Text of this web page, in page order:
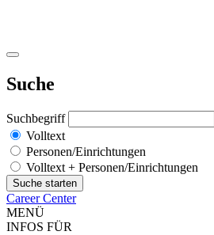
Suche
Suchbegriff
Volltext
Personen/Einrichtungen
Volltext + Personen/Einrichtungen
Career Center
MENÜ
INFOS FÜR